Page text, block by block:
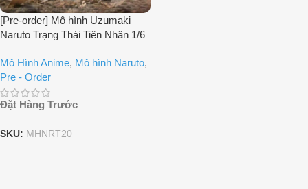
[Pre-order] Mô hình Uzumaki
Naruto Trạng Thái Tiên Nhân 1/6
Mô Hình Anime, Mô hình Naruto,
Pre - Order
Đặt Hàng Trước
SKU: MHNRT20